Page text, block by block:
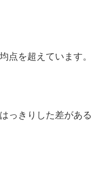
点を超えています。
っきりした差がある